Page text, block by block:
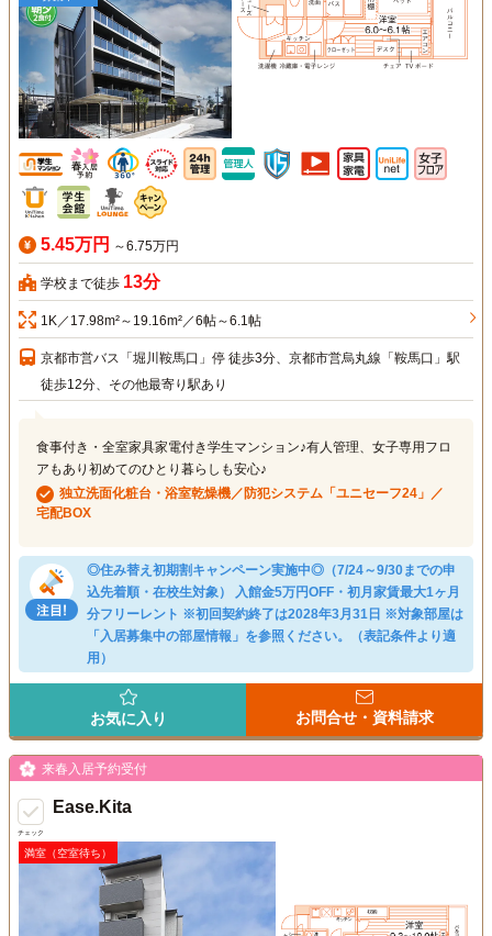
5.45万円 ～6.75万円
学校まで徒歩 13分
1K／17.98m²～19.16m²／6帖～6.1帖
京都市営バス「堀川鞍馬口」停 徒歩3分、京都市営烏丸線「鞍馬口」駅
徒歩12分、その他最寄り駅あり
食事付き・全室家具家電付き学生マンション♪有人管理、女子専用フロ
アもあり初めてのひとり暮らしも安心♪
独立洗面化粧台・浴室乾燥機／防犯システム「ユニセーフ24」／
宅配BOX
◎住み替え初期割キャンペーン実施中◎（7/24～9/30までの申
込先着順・在校生対象） 入館金5万円OFF・初月家賃最大1ヶ月
分フリーレント ※初回契約終了は2028年3月31日 ※対象部屋は
「入居募集中の部屋情報」を参照ください。（表記条件より適
用）
お気に入り お問合せ・資料請求
チェック
来春入居予約受付
Ease.Kita
満室（空室待ち）